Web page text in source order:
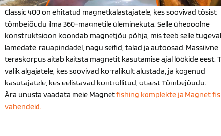
Classic 400 on ehitatud magnetkalastajatele, kes soovivad tõsist
tõmbejõudu ilma 360-magnetile üleminekuta. Selle ühepoolne
konstruktsioon koondab magnetjõu põhja, mis teeb selle
lamedatel rauapindadel, nagu seifid, talad ja autoosad. Massiivne
teraskorpus aitab kaitsta magnetit kasutamise ajal löökide eest.
valik algajatele, kes soovivad korralikult alustada, ja kogenud
kasutajatele, kes eelistavad kontrollitud, otsest Tõmbejõudu.
Ära unusta vaadata meie Magnetfishing komplekte ja Magnet
vahendeid.